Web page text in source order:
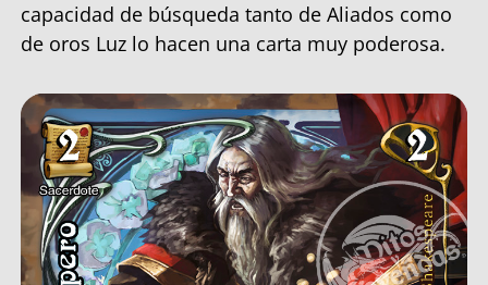
capacidad de búsqueda tanto de Aliados como
de oros Luz lo hacen una carta muy poderosa.